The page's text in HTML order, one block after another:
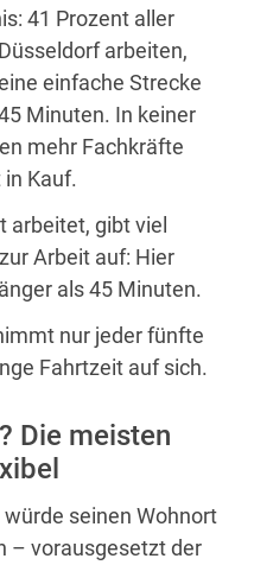
41 Prozent aller
arbeiten,
einfache Strecke
Minuten. In keiner
mehr Fachkräfte
Kauf.
arbeitet, gibt viel
Arbeit auf: Hier
als 45 Minuten.
nur jeder fünfte
Fahrtzeit auf sich.
Die meisten
seinen Wohnort
– vorausgesetzt der